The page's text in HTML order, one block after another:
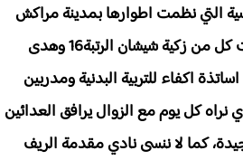
التي نظمت اطوارها بمدينة مراكش
يوم السبت كما حقق صديقه ابراهيم سيتي الرتبة الخامسة لنفس الفئة، فيما حققت كل من زكية شيشان الرتبة16 وهدى
اساتذة اكفاء للتربية البدنية ومدربين
كل يوم مع الزوال يرافق العدائين
كما لا ننسى نادي مقدمة الريف